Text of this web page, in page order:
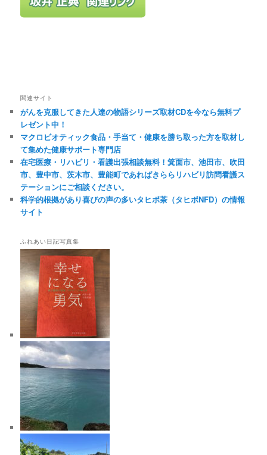
関連サイト
がんを克服してきた人達の物語シリーズ取材CDを今なら無料プ
レゼント中！
マクロビオティック食品・手当て・健康を勝ち取った方を取材し
て集めた健康サポート専門店
在宅医療・リハビリ・看護出張相談無料！箕面市、池田市、吹田
市、豊中市、茨木市、豊能町であればきららリハビリ訪問看護ス
テーションにご相談ください。
科学的根拠があり喜びの声の多いタヒボ茶（タヒボNFD）の情報
サイト
ふれあい日記写真集